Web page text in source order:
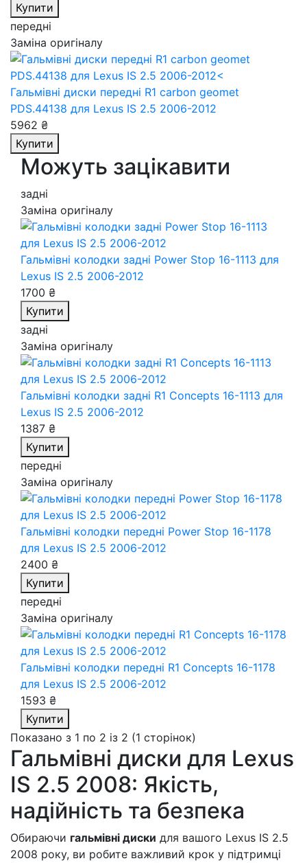
Купити
передні
Заміна оригіналу
Гальмівні диски передні R1 carbon geomet
PDS.44138 для Lexus IS 2.5 2006-2012
5962 ₴
Купити
Можуть зацікавити
задні
Заміна оригіналу
Гальмівні колодки задні Power Stop 16-1113 для
Lexus IS 2.5 2006-2012
1700 ₴
Купити
задні
Заміна оригіналу
Гальмівні колодки задні R1 Concepts 16-1113 для
Lexus IS 2.5 2006-2012
1387 ₴
Купити
передні
Заміна оригіналу
Гальмівні колодки передні Power Stop 16-1178
для Lexus IS 2.5 2006-2012
2400 ₴
Купити
передні
Заміна оригіналу
Гальмівні колодки передні R1 Concepts 16-1178
для Lexus IS 2.5 2006-2012
1593 ₴
Купити
Показано з 1 по 2 із 2 (1 сторінок)
Гальмівні диски для Lexus
IS 2.5 2008: Якість,
надійність та безпека
Обираючи гальмівні диски для вашого Lexus IS 2.5
2008 року, ви робите важливий крок у підтримці